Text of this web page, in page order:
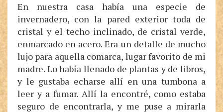
En nuestra casa había una especie de
invernadero, con la pared exterior toda de
cristal y el techo inclinado, de cristal verde,
enmarcado en acero. Era un detalle de mucho
lujo para aquella comarca, lugar favorito de mi
madre. Lo había llenado de plantas y de libros,
y le gustaba echarse allí en una tumbona a
leer y a fumar. Allí la encontré, como estaba
seguro de encontrarla, y me puse a mirarla